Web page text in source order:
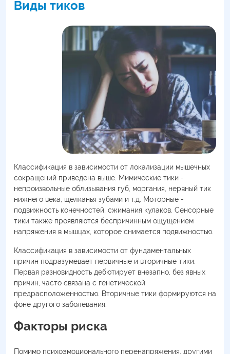
Виды тиков
Классификация в зависимости от локализации мышечных
сокращений приведена выше. Мимические тики -
непроизвольные облизывания губ, моргания, нервный тик
нижнего века, щелканья зубами и т.д. Моторные -
подвижность конечностей, сжимания кулаков. Сенсорные
тики также проявляются беспричинным ощущением
напряжения в мышцах, которое снимается подвижностью.
Классификация в зависимости от фундаментальных
причин подразумевает первичные и вторичные тики.
Первая разновидность дебютирует внезапно, без явных
причин, часто связана с генетической
предрасположенностью. Вторичные тики формируются на
фоне другого заболевания.
Факторы риска
Помимо психоэмоционального перенапряжения, другими